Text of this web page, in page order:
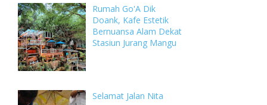
Rumah Go'A Dik
Doank, Kafe Estetik
Bernuansa Alam Dekat
Stasiun Jurang Mangu
Selamat Jalan Nita